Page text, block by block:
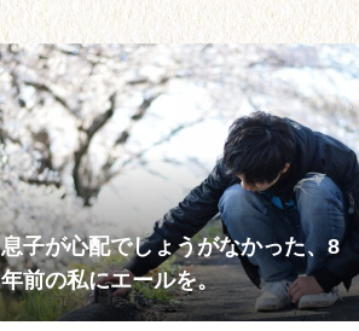
息子が心配でしょうがなかった、8
年前の私にエールを。